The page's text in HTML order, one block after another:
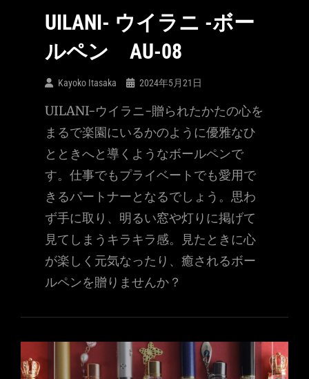
UILANI- ウイラニ -ボー
ルペン AU-08
Kayoko Itasaka 2024年5月21日
UILANI-ウイラニ-贈られたかたの心を
まるで楽園にいるかのように優雅なひ
とときへと導くようなボールペンで
す。仕事でもプライベートでも愛用で
きるパートナーとなるでしょう。思わ
ず手に取り、明るい窓や灯りに掲げて
見てしまうキラキラ感。見たときに心
が楽しく元気なったり、癒されるボー
ルペンを贈りませんか？